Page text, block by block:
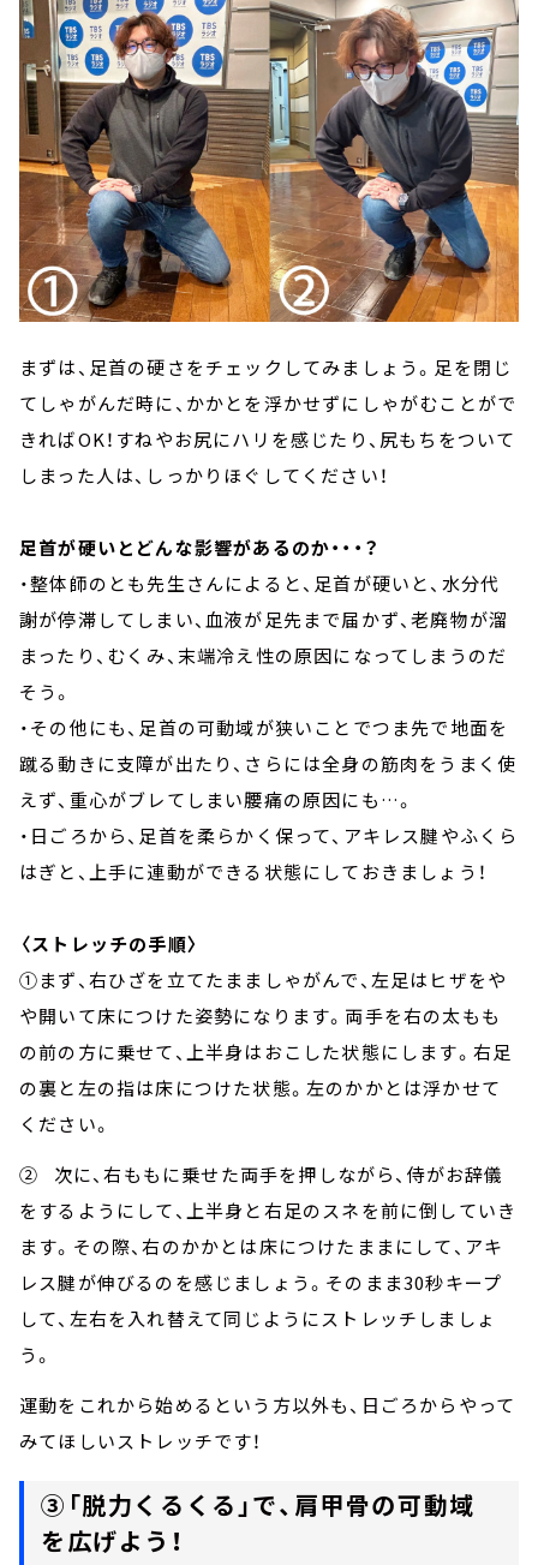
まずは、足首の硬さをチェックしてみましょう。足を閉じ
てしゃがんだ時に、かかとを浮かせずにしゃがむことがで
きればOK！すねやお尻にハリを感じたり、尻もちをついて
しまった人は、しっかりほぐしてください！
足首が硬いとどんな影響があるのか・・・？
・整体師のとも先生さんによると、足首が硬いと、水分代
謝が停滞してしまい、血液が足先まで届かず、老廃物が溜
まったり、むくみ、末端冷え性の原因になってしまうのだ
そう。
・その他にも、足首の可動域が狭いことでつま先で地面を
蹴る動きに支障が出たり、さらには全身の筋肉をうまく使
えず、重心がブレてしまい腰痛の原因にも…。
・日ごろから、足首を柔らかく保って、アキレス腱やふくら
はぎと、上手に連動ができる状態にしておきましょう！
〈ストレッチの手順〉
①まず、右ひざを立てたまましゃがんで、左足はヒザをや
や開いて床につけた姿勢になります。両手を右の太もも
の前の方に乗せて、上半身はおこした状態にします。右足
の裏と左の指は床につけた状態。左のかかとは浮かせて
ください。
② 次に、右ももに乗せた両手を押しながら、侍がお辞儀
をするようにして、上半身と右足のスネを前に倒していき
ます。その際、右のかかとは床につけたままにして、アキ
レス腱が伸びるのを感じましょう。そのまま30秒キープ
して、左右を入れ替えて同じようにストレッチしましょ
う。
運動をこれから始めるという方以外も、日ごろからやって
みてほしいストレッチです！
③「脱力くるくる」で、肩甲骨の可動域
を広げよう！